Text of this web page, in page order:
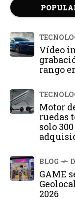
Vídeo
rango
Motor
ruedas
solo
BLOG
GAME
2026